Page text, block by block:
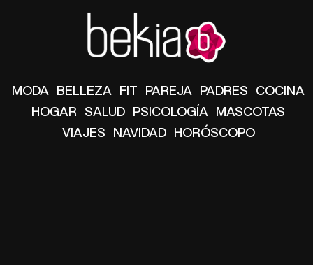
MODA BELLEZA FIT PAREJA PADRES COCINA
HOGAR SALUD PSICOLOGÍA MASCOTAS
VIAJES NAVIDAD HORÓSCOPO